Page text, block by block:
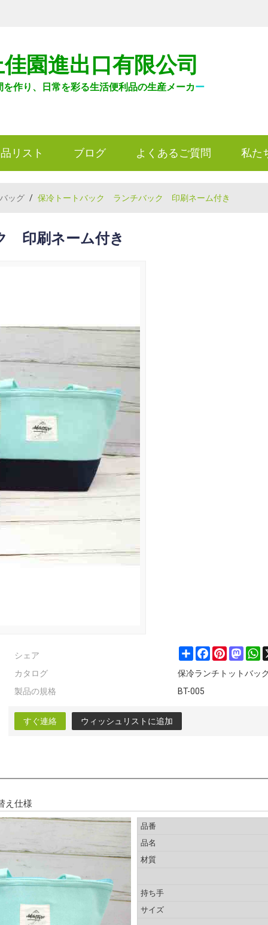
園進出口有限公司
を作り、日常を彩る生活便利品の生産メーカー
リスト ブログ よくあるご質問 私た
ッグ / 保冷トートバック ランチバック 印刷ネーム付き
印刷ネーム付き
シェア ShareFacebookPinterest
カタログ
保冷ランチトットバッ
製品の規格
BT-005
すぐ連絡 ウィッシュリストに追加
え仕様
品番
品名
材質
持ち手
サイズ